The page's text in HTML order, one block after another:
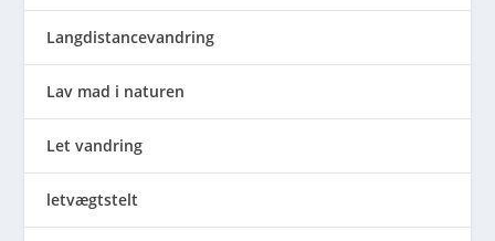
Langdistancevandring
Lav mad i naturen
Let vandring
letvægtstelt